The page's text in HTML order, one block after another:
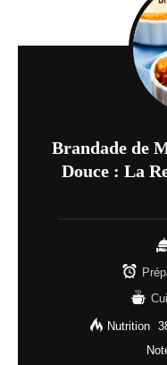
Brandade de
Douce : La
Nutrition